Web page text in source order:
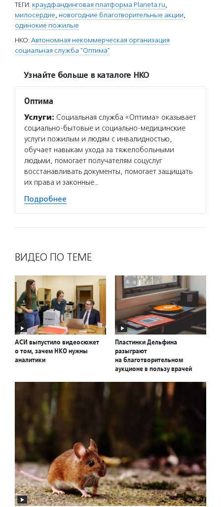
ТЕГИ: краудфандинговая платформа Planeta.ru,
милосердие, новогодние благотворительные акции,
одинокие пожилые
НКО: Автономная некоммерческая организация
социальная служба "Оптима"
Узнайте больше в каталоге НКО
Оптима
Услуги: Социальная служба «Оптима» оказывает
социально-бытовые и социально-медицинские
услуги пожилым и людям с инвалидностью,
обучает навыкам ухода за тяжелобольными
людьми, помогает получателям соцуслуг
восстанавливать документы, помогает защищать
их права и законные…
Подробнее
ВИДЕО ПО ТЕМЕ
АСИ выпустило видеосюжет
о том, зачем НКО нужны
аналитики
Пластинки Дельфина
разыграют
на благотворительном
аукционе в пользу врачей